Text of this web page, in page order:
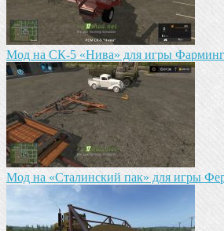
Mод на СК-5 «Нива» для игры
Мод на «Сталинский пак» для игры